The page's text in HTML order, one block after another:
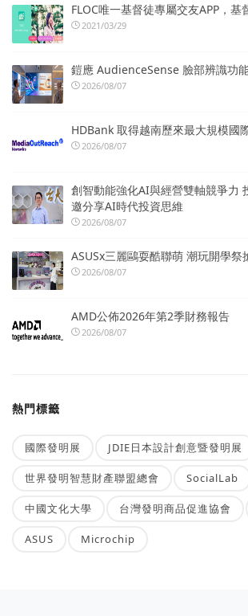
FLOC唯一基督徒專屬交友APP，基
2021/03/29
鎧應 AudienceSense 臉部辨識功
2026/08/07
HDBank 取得越南歷來最大規模國
2026/08/07
創智動能強化AI與經營雙軸競爭力
邀分享AI時代投資思維
2026/08/07
ASUSx三麗鷗耍酷聯萌 潮玩開學祭
2026/08/07
AMD公佈2026年第2季財務報告
2026/08/07
熱門標籤
國際發明展 JDIE日本設計創意暨發明展
世界發明智慧財產聯盟總會 SocialLab
中國文化大學 台灣發明商品促進協會
ASUS Microchip